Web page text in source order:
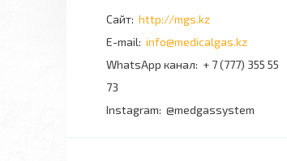
http://mgs.kz
info@medicalgas.kz
WhatsApp канал
+ 7 (777) 355 55
73
Instagram @medgassystem